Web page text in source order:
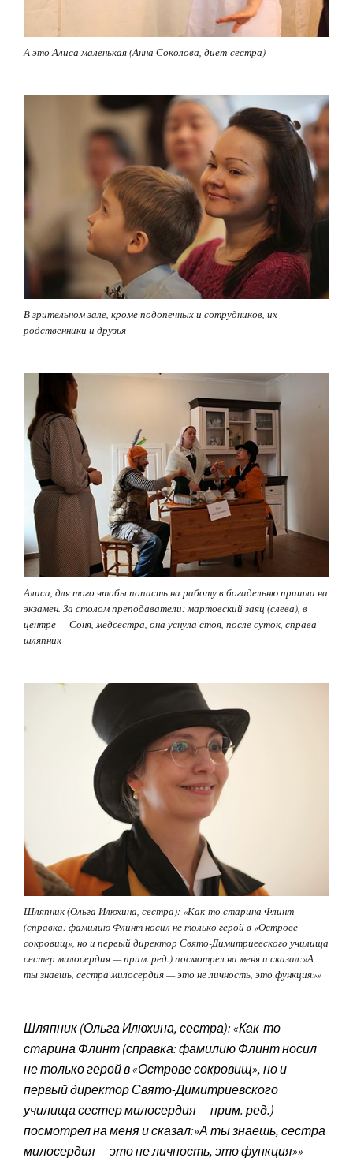
А это Алиса маленькая (Анна Соколова, диет-сестра)
В зрительном зале, кроме подопечных и сотрудников, их
родственники и друзья
Алиса, для того чтобы попасть на работу в богадельню пришла на
экзамен. За столом преподаватели: мартовский заяц (слева), в
центре — Соня, медсестра, она уснула стоя, после суток, справа —
шляпник
Шляпник (Ольга Илюхина, сестра): «Как-то старина Флинт
(справка: фамилию Флинт носил не только герой в «Острове
сокровищ», но и первый директор Свято-Димитриевского училища
сестер милосердия — прим. ред.) посмотрел на меня и сказал:»А
ты знаешь, сестра милосердия — это не личность, это функция»»
Шляпник (Ольга Илюхина, сестра): «Как-то
старина Флинт (справка: фамилию Флинт носил
не только герой в «Острове сокровищ», но и
первый директор Свято-Димитриевского
училища сестер милосердия — прим. ред.)
посмотрел на меня и сказал:»А ты знаешь, сестра
милосердия — это не личность, это функция»»